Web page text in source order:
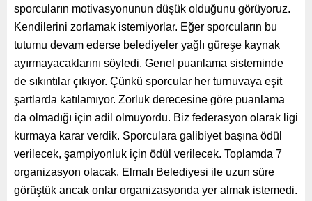
sporcuların motivasyonunun düşük olduğunu görüyoruz.
Kendilerini zorlamak istemiyorlar. Eğer sporcuların bu
tutumu devam ederse belediyeler yağlı güreşe kaynak
ayırmayacaklarını söyledi. Genel puanlama sisteminde
de sıkıntılar çıkıyor. Çünkü sporcular her turnuvaya eşit
şartlarda katılamıyor. Zorluk derecesine göre puanlama
da olmadığı için adil olmuyordu. Biz federasyon olarak ligi
kurmaya karar verdik. Sporculara galibiyet başına ödül
verilecek, şampiyonluk için ödül verilecek. Toplamda 7
organizasyon olacak. Elmalı Belediyesi ile uzun süre
görüştük ancak onlar organizasyonda yer almak istemedi.